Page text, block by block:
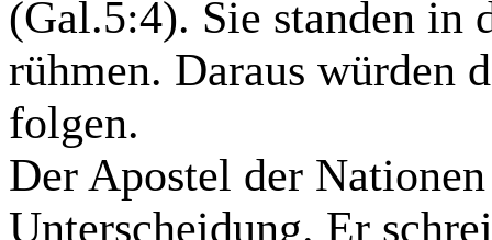
(Gal.5:4). Sie standen in
rühmen. Daraus würden
folgen.
Der Apostel der
Unterscheidung. Er